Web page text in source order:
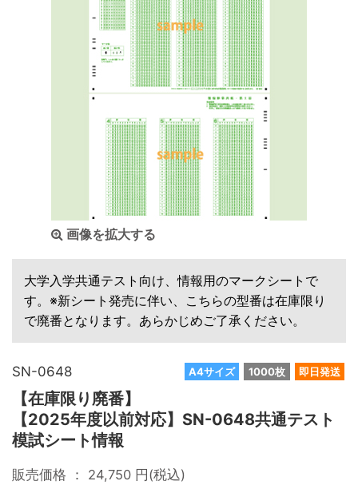
画像を拡大する
大学入学共通テスト向け、情報用のマークシートで
す。※新シート発売に伴い、こちらの型番は在庫限り
で廃番となります。あらかじめご了承ください。
A4サイズ 1000枚 即日発送
SN-0648
【在庫限り廃番】
【2025年度以前対応】SN-0648共通テスト
模試シート情報
販売価格 ： 24,750 円(税込)